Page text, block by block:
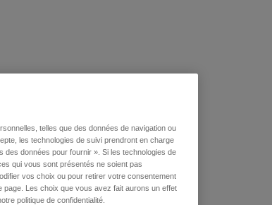
telles que des données de navigation ou
les technologies de suivi prendront en charge
données pour fournir ». Si les technologies de
qui vous sont présentés ne soient pas
vos choix ou pour retirer votre consentement
Les choix que vous avez fait aurons un effet
politique de confidentialité.